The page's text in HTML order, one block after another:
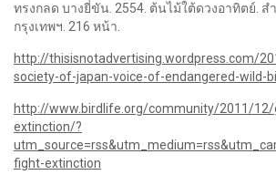
ทรงกลด บางยี่ขัน. 2554. ต้นไม้ใต้ดวงอาทิตย์.
กรุงเทพฯ. 216 หน้า.
http://thisisnotadvertising.wordpress.com/
society-of-japan-voice-of-endangered-wild-
http://www.birdlife.org/community/2011/
extinction/?
fight-extinction